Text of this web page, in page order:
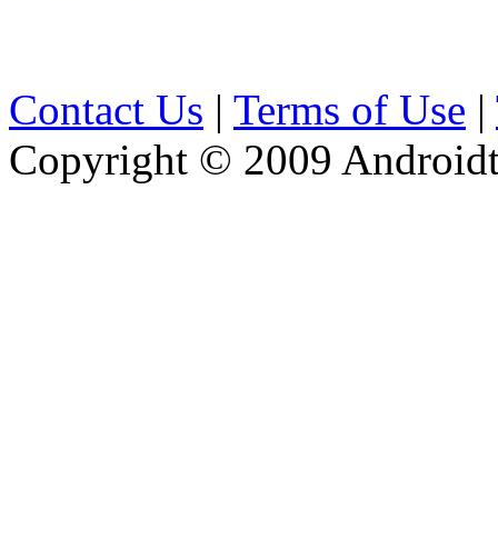
Contact Us | Terms of Use |
Copyright © 2009